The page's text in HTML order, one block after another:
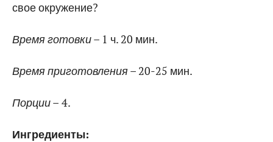
свое окружение?
Время готовки– 1 ч. 20 мин.
Время приготовления– 20-25 мин.
Порции – 4.
Ингредиенты: